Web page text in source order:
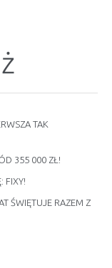
TAK
355 000 ZŁ!
FIXY!
ŚWIĘTUJE RAZEM Z